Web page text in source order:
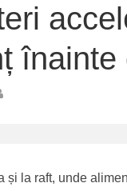
înainte
și la raft, unde